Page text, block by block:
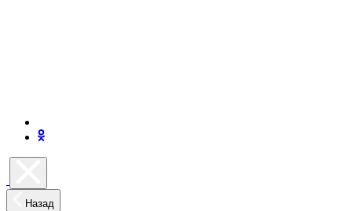
Назад